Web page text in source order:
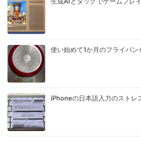
使い始めて1か月のフライパン
iPhoneの日本語入力のストレ